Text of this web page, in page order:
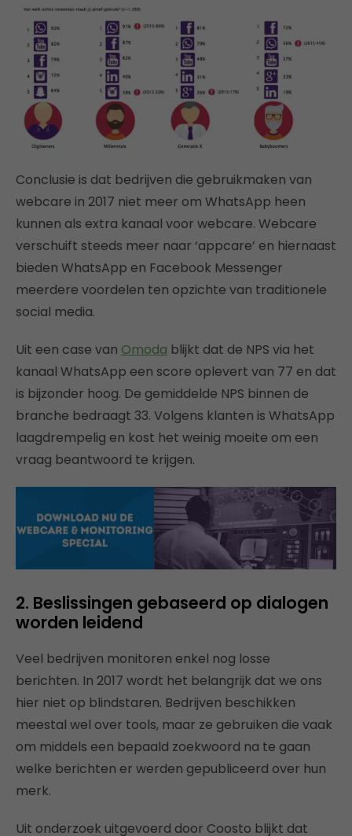
Conclusie is dat bedrijven die gebruikmaken van
webcare in 2017 niet meer om WhatsApp heen
kunnen als extra kanaal voor webcare. Webcare
verschuift steeds meer naar ‘appcare’ en hiernaast
bieden WhatsApp en Facebook Messenger
meerdere voordelen ten opzichte van traditionele
social media.
Uit een case van Omoda blijkt dat de NPS via het
kanaal WhatsApp een score oplevert van 77 en dat
is bijzonder hoog. De gemiddelde NPS binnen de
branche bedraagt 33. Volgens klanten is WhatsApp
laagdrempelig en kost het weinig moeite om een
vraag beantwoord te krijgen.
2. Beslissingen gebaseerd op dialogen
worden leidend
Veel bedrijven monitoren enkel nog losse
berichten. In 2017 wordt het belangrijk dat we ons
hier niet op blindstaren. Bedrijven beschikken
meestal wel over tools, maar ze gebruiken die vaak
om middels een bepaald zoekwoord na te gaan
welke berichten er werden gepubliceerd over hun
merk.
Uit onderzoek uitgevoerd door Coosto blijkt dat